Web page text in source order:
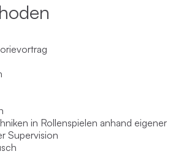
in Rollenspielen anhand eigener
Supervision